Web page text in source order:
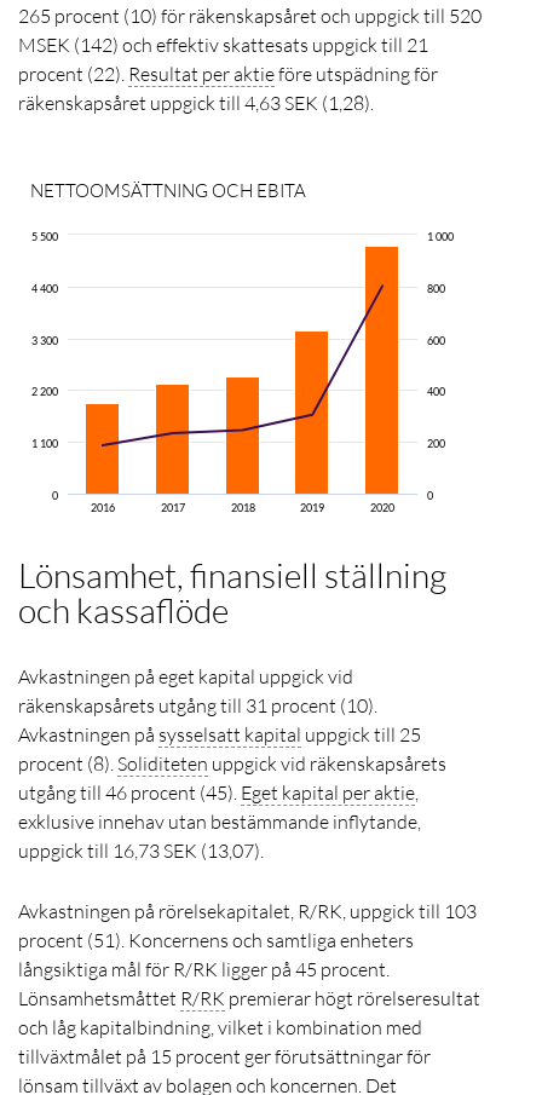
265 procent (10) för räkenskapsåret och uppgick till 520
MSEK (142) och effektiv skattesats uppgick till 21
procent (22). Resultat per aktieföre utspädning för
räkenskapsåret uppgick till 4,63 SEK (1,28).
NETTOOMSÄTTNING OCH EBITA
2016 2017 2018 2019 2020
0
1 100
2 200
3 300
4 400
5 500
0
200
400
600
800
1 000
Lönsamhet, finansiell ställning
och kassaflöde
Avkastningen på eget kapital uppgick vid
räkenskapsårets utgång till 31 procent (10).
Avkastningen på sysselsatt kapital uppgick till 25
procent (8). Soliditeten uppgick vid räkenskapsårets
utgång till 46 procent (45). Eget kapital per aktie
exklusive innehav utan bestämmande inflytande,
uppgick till 16,73 SEK (13,07).
Avkastningen på rörelsekapitalet, R/RK, uppgick till 103
procent (51). Koncernens och samtliga enheters
långsiktiga mål för R/RK ligger på 45 procent.
Lönsamhetsmåttet R/RK premierar högt rörelseresultat
och låg kapitalbindning, vilket i kombination med
tillväxtmålet på 15 procent ger förutsättningar för
lönsam tillväxt av bolagen och koncernen. Det